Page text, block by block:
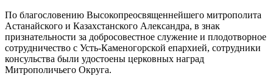
По благословению Высокопреосвященнейшего митрополита
Астанайского и Казахстанского Александра, в знак
признательности за добросовестное служение и плодотворное
сотрудничество с Усть-Каменогорской епархией, сотрудники
консульства были удостоены церковных наград
Митрополичьего Округа.